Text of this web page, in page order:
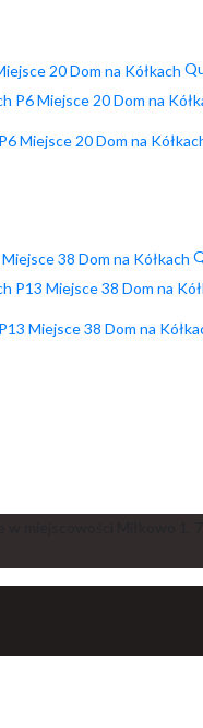
Miejsce 20 Dom na
Miejsce 38 Dom na